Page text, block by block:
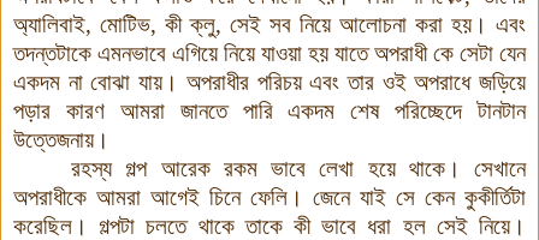
অ্যালিবাই, মোটিভ, কী ক্লু, সেই সব নিয়ে আলোচনা করা হয়। এবং
তদন্তটাকে এমনভাবে এগিয়ে নিয়ে যাওয়া হয় যাতে অপরাধী কে সেটা যেন
একদম না বোঝা যায়। অপরাধীর পরিচয় এবং তার ওই অপরাধে জড়িয়ে
পড়ার কারণ আমরা জানতে পারি একদম শেষ পরিচ্ছেদে টানটান
উত্তেজনায়।
রহস্য গল্প আরেক রকম ভাবে লেখা হয়ে থাকে। সেখানে
অপরাধীকে আমরা আগেই চিনে ফেলি। জেনে যাই সে কেন কুকীর্তিটা
করেছিল। গল্পটা চলতে থাকে তাকে কী ভাবে ধরা হল সেই নিয়ে।